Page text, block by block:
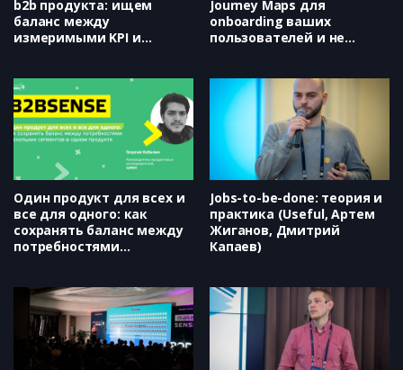
b2b продукта: ищем
баланс между
измеримыми KPI и
Аникеева)
Journey Maps для
onboarding ваших
пользователей и не
Один продукт для всех и
все для одного: как
сохранять баланс между
потребностями
Георгий Кабалия)
Jobs-to-be-done: теория и
практика (Useful, Артем
Жиганов, Дмитрий
Капаев)